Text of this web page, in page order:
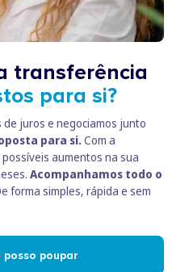
transferência
para si?
juros e negociamos junto
para si.Com a
aumentos na sua
Acompanhamos todo o
forma simples, rápida e sem
poupar